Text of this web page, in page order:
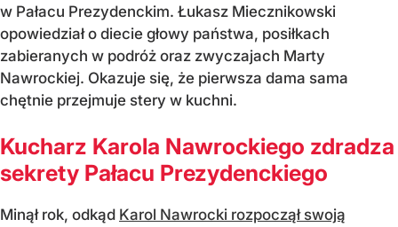
w Pałacu Prezydenckim. Łukasz Miecznikowski
opowiedział o diecie głowy państwa, posiłkach
zabieranych w podróż oraz zwyczajach Marty
Nawrockiej. Okazuje się, że pierwsza dama sama
chętnie przejmuje stery w kuchni.
Kucharz Karola Nawrockiego zdradza
sekrety Pałacu Prezydenckiego
Minął rok, odkąd Karol Nawrocki rozpoczął swoją